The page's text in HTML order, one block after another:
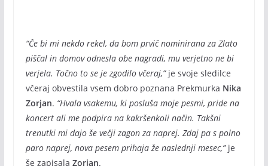
“Če bi mi nekdo rekel, da bom prvič nominirana za Zlato
piščal in domov odnesla obe nagradi, mu verjetno ne bi
verjela. Točno to se je zgodilo včeraj,”je svoje sledilce
včeraj obvestila vsem dobro poznana Prekmurka Nika
Zorjan. “Hvala vsakemu, ki posluša moje pesmi, pride na
koncert ali me podpira na kakršenkoli način. Takšni
trenutki mi dajo še večji zagon za naprej. Zdaj pa s polno
paro naprej, nova pesem prihaja že naslednji mesec,”je
še zapisala Zorjan.